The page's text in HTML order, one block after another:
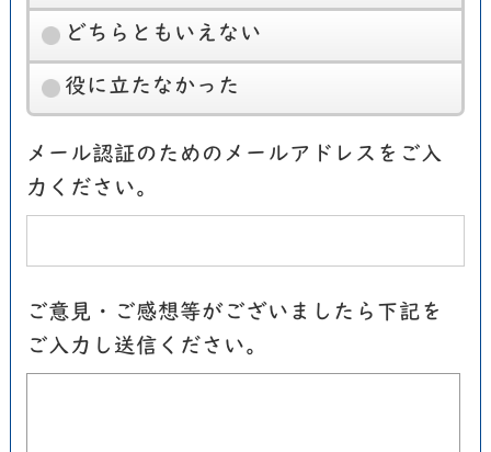
どちらともいえない
役に立たなかった
メール認証のためのメールアドレスをご入
力ください。
ご意見・ご感想等がございましたら下記を
ご入力し送信ください。